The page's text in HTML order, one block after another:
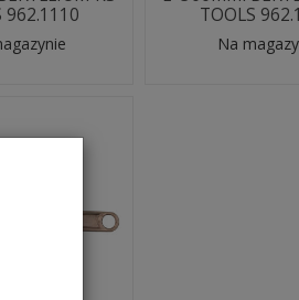
962.1110
TOOLS
Na